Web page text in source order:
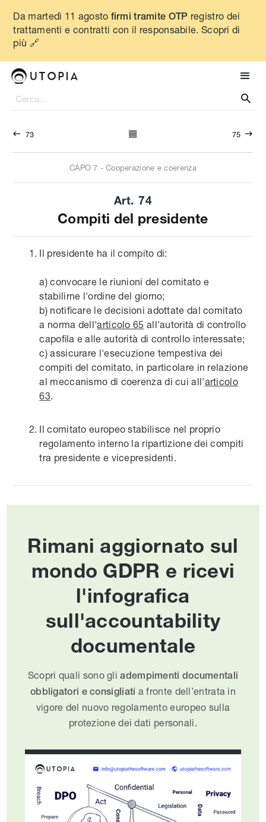
Da martedì 11 agosto firmi tramite OTP registro dei
trattamenti e contratti con il responsabile. Scopri di
più 🔗

 73  75 
CAPO 7 - Cooperazione e coerenza
Art. 74
Compiti del presidente
Il presidente ha il compito di:
a) convocare le riunioni del comitato e
stabilirne l'ordine del giorno;
b) notificare le decisioni adottate dal comitato
a norma dell'articolo 65 all'autorità di controllo
capofila e alle autorità di controllo interessate;
c) assicurare l'esecuzione tempestiva dei
compiti del comitato, in particolare in relazione
al meccanismo di coerenza di cui all'articolo
63.
Il comitato europeo stabilisce nel proprio
regolamento interno la ripartizione dei compiti
tra presidente e vicepresidenti.
Rimani aggiornato sul
mondo GDPR e ricevi
l'infografica
sull'accountability
documentale
Scopri quali sono gliadempimenti documentali
obbligatori e consigliati a fronte dell’entrata in
vigore del nuovo regolamento europeo sulla
protezione dei dati personali.